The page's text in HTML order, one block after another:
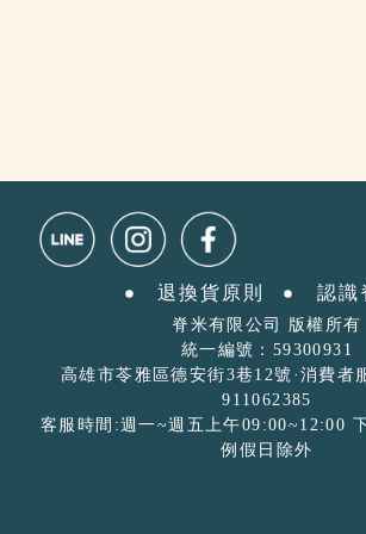
退換貨原則 認識
脊米有限公司 版權所有
統一編號：59300931
高雄市苓雅區德安街3巷12號·消費者
911062385
客服時間:週一~週五上午09:00~12:00
例假日除外